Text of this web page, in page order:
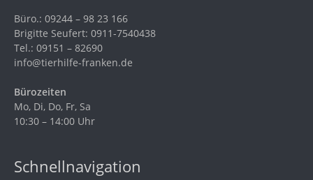
Büro.: 09244 – 98 23 166
Brigitte Seufert: 0911-7540438
Tel.: 09151 – 82690
info@tierhilfe-franken.de
Bürozeiten
Mo, Di, Do, Fr, Sa
10:30 – 14:00 Uhr
Schnellnavigation